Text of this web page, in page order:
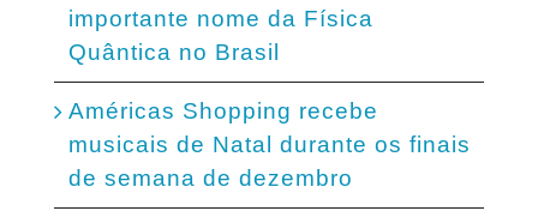
importante nome da Física
Quântica no Brasil
Américas Shopping recebe
musicais de Natal durante os finais
de semana de dezembro